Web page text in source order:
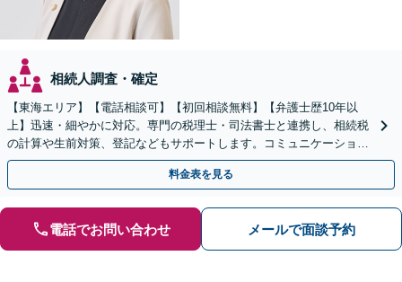
相続人調査・確定
【東海エリア】【電話相談可】【初回相談無料】【弁護士歴10年以
上】迅速・細やかに対応。専門の税理士・司法書士と連携し、相続税
の計算や生前対策、登記などもサポートします。コミュニケーション
を大事にし、より納得できる解決を目指します。
料金表を見る
電話でお問い合わせ メールで面談予約